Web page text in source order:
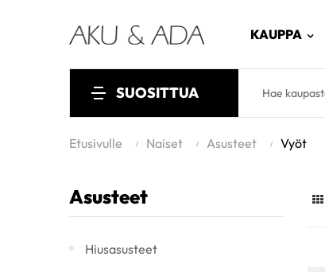
KAUPPA
SUOSITTUA
Etusivulle Naiset Asusteet Vyöt
Asusteet
Hiusasusteet